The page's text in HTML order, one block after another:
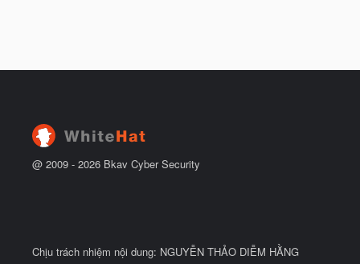
@ 2009 - 2026 Bkav Cyber Security
Chịu trách nhiệm nội dung: NGUYỄN THẢO DIỄM HẰNG